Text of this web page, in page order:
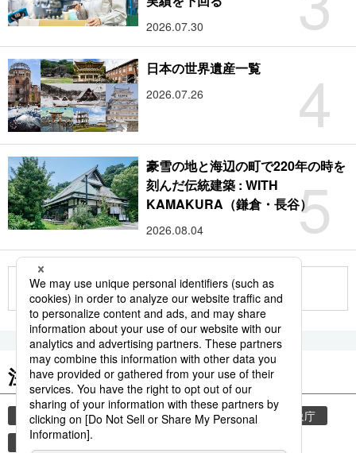
2026.07.30
4
日本の世界遺産一覧
2026.07.26
5
豪雪の地と海辺の町で220年の時を
刻んだ伝統建築 : WITH
KAMAKURA（鎌倉・長谷）
2026.08.04
もっと見る
注目のキーワード
共同通信ニュース 和食 気象・災害
気象庁
食材
災害